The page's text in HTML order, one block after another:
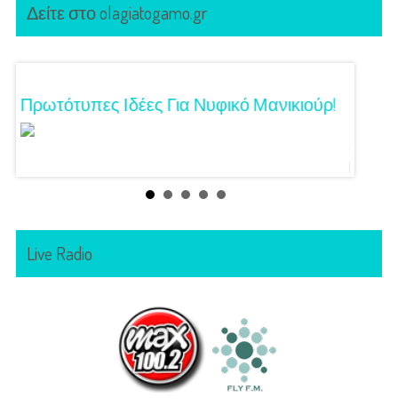
Δείτε στο olagiatogamo.gr
Πρωτότυπες Ιδέες Για Νυφικό Μανικιούρ!
Live Radio